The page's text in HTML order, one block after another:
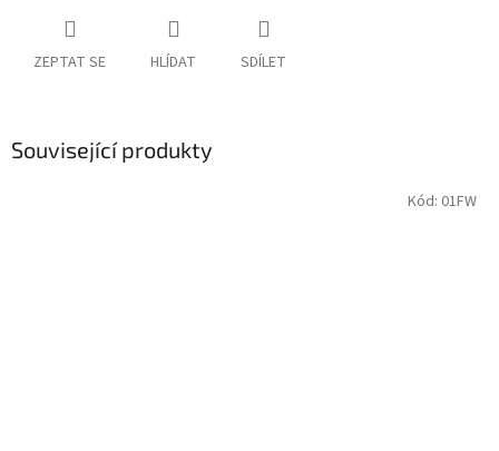
ZEPTAT SE HLÍDAT SDÍLET
Související produkty
Kód: 01FW